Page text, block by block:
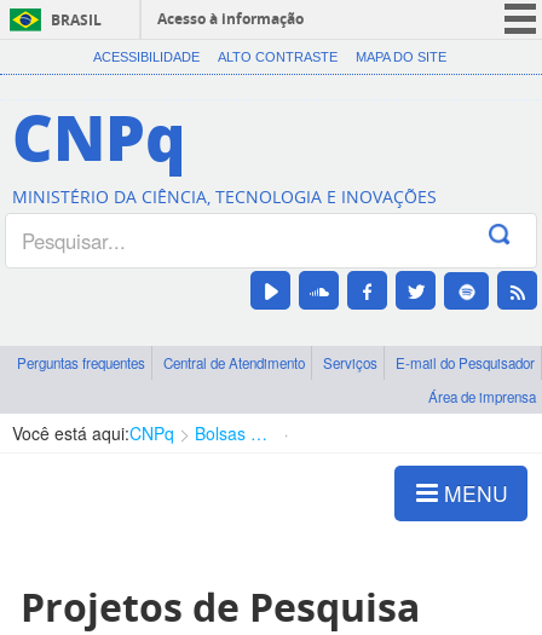
BRASIL
Acesso à informação
CORONAVÍRUS (COVID-19)
Canais
ACESSIBILIDADE ALTO CONTRASTE MAPA DO SITE
CNPq
MINISTÉRIO DA CIÊNCIA, TECNOLOGIA E INOVAÇÕES
Perguntas frequentes Central de Atendimento Serviços
E-mail do Pesquisador
Área de imprensa
Você está aqui:CNPq Bolsas e Auxílios Vigentes
MENU
Projetos de Pesquisa